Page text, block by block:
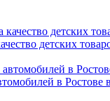
детских
в Ростове